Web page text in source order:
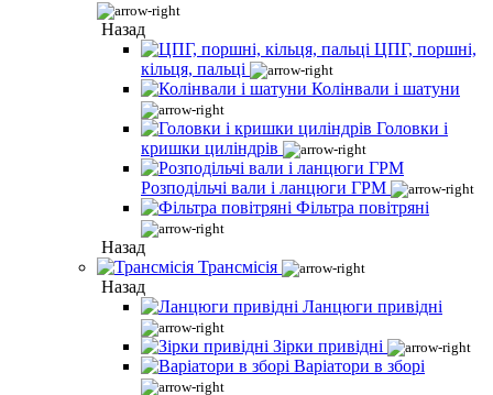
Назад
ЦПГ, поршні,
кільця, пальці
Колінвали і шатуни
Головки і
кришки циліндрів
Розподільчі вали і ланцюги ГРМ
Фільтра повітряні
Назад
Трансмісія
Назад
Ланцюги привідні
Зірки привідні
Варіатори в зборі